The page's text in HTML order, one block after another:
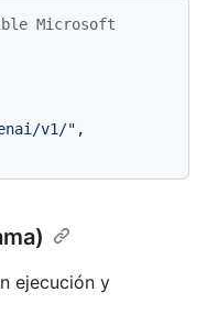
Microsoft
v1/" ,
ejecución y